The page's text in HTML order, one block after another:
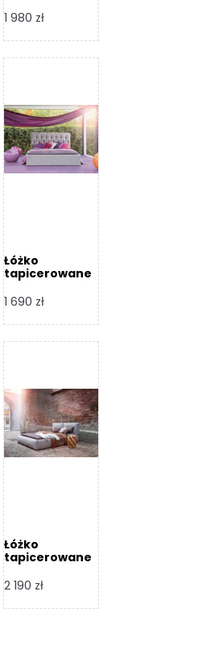
Design
1 980 zł
Łóżko
tapicerowane
Design
1 690 zł
Łóżko
tapicerowane
Design
2 190 zł